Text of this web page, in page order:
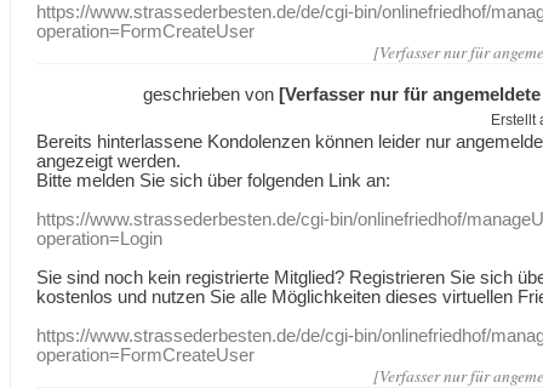
https://www.strassederbesten.de/de/cgi-bin/onlinefriedhof/
operation=FormCreateUser
[Verfasser nur für
geschrieben von [Verfasser nur für
Erstellt
Bereits hinterlassene Kondolenzen können leider nur
angezeigt werden.
Bitte melden Sie sich über folgenden Link an:
https://www.strassederbesten.de/cgi-bin/onlinefriedhof/
operation=Login
Sie sind noch kein registrierte Mitglied? Registrieren Sie sich
kostenlos und nutzen Sie alle Möglichkeiten dieses virtuellen
https://www.strassederbesten.de/de/cgi-bin/onlinefriedhof/
operation=FormCreateUser
[Verfasser nur für